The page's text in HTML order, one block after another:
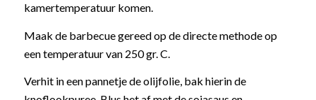
kamertemperatuur komen.
Maak de barbecue gereed op de directe methode op
een temperatuur van 250 gr. C.
Verhit in een pannetje de olijfolie, bak hierin de